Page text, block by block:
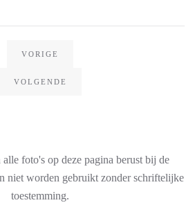
VORIGE
VOLGENDE
foto's op deze pagina berust bij de
niet worden gebruikt zonder schriftelijke
toestemming.